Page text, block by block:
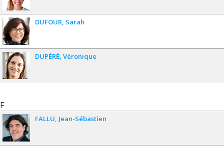
DUFOUR Sarah
DUPÉRÉ Véronique
F
FALLU Jean-Sébastien